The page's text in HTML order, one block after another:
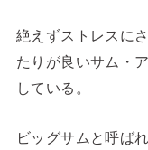
絶えずストレスに
たりが良いサム・
している。
ビッグサムと呼ば